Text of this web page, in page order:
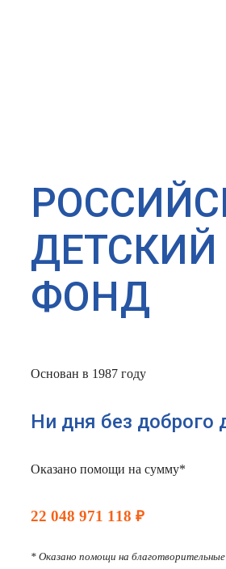
ДЕТСКИЙ
ФОНД
Основан в 1987 году
Ни дня без доброго
Оказано помощи на сумму*
22 048 971 118 ₽
* Оказано помощи на благотворительные